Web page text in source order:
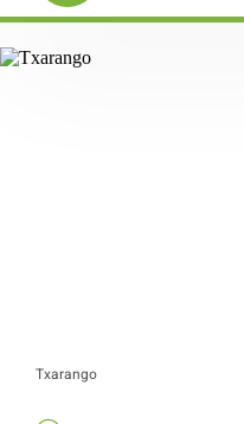
Txarango